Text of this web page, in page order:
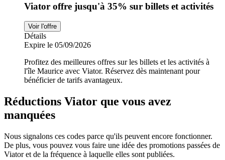
Viator offre jusqu'à 35% sur billets et activités
Voir l'offre
Détails
Expire le 05/09/2026
Profitez des meilleures offres sur les billets et les activités à
l'île Maurice avec Viator. Réservez dès maintenant pour
bénéficier de tarifs avantageux.
Réductions Viator que vous avez
manquées
Nous signalons ces codes parce qu'ils peuvent encore fonctionner.
De plus, vous pouvez vous faire une idée des promotions passées de
Viator et de la fréquence à laquelle elles sont publiées.